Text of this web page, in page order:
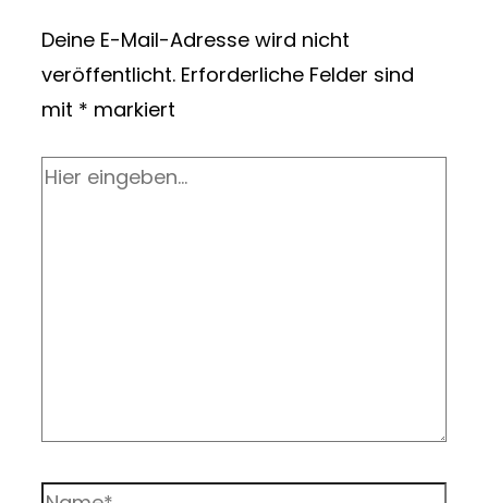
Deine E-Mail-Adresse wird nicht
veröffentlicht. Erforderliche Felder sind
mit * markiert